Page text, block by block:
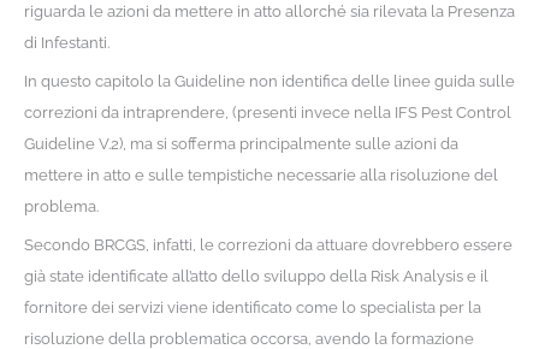
riguarda le azioni da mettere in atto allorché sia rilevata la Presenza
di Infestanti.
In questo capitolo la Guideline non identifica delle linee guida sulle
correzioni da intraprendere, (presenti invece nella IFS Pest Control
Guideline V.2), ma si sofferma principalmente sulle azioni da
mettere in atto e sulle tempistiche necessarie alla risoluzione del
problema.
Secondo BRCGS, infatti, le correzioni da attuare dovrebbero essere
già state identificate all’atto dello sviluppo della Risk Analysis e il
fornitore dei servizi viene identificato come lo specialista per la
risoluzione della problematica occorsa, avendo la formazione